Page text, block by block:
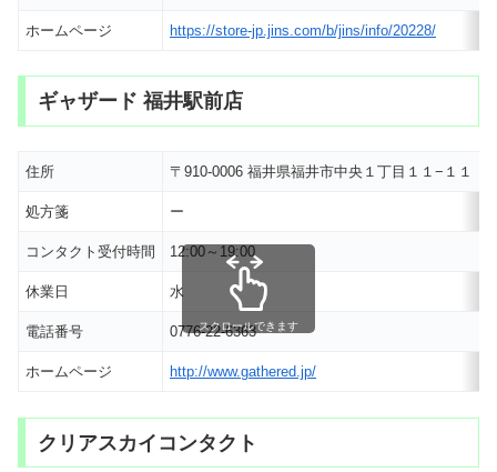
ホームページ https://store-jp.jins.com/b/jins/info/20228/
ギャザード 福井駅前店
住所 〒910-0006 福井県福井市中央１丁目１１−１１
処方箋 ー
コンタクト受付時間 12:00～19:00
休業日 水
電話番号 0776-22-6363
ホームページ http://www.gathered.jp/
スクロールできます
クリアスカイコンタクト